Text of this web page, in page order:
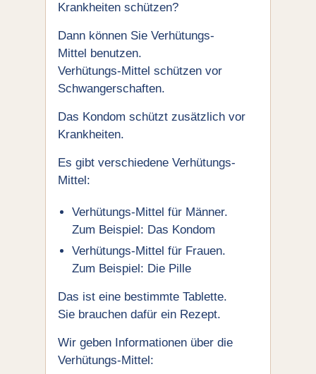
Krankheiten schützen?
Dann können Sie Verhütungs-
Mittel benutzen.
Verhütungs-Mittel schützen vor
Schwangerschaften.
Das Kondom schützt zusätzlich vor
Krankheiten.
Es gibt verschiedene Verhütungs-
Mittel:
Verhütungs-Mittel für Männer.
Zum Beispiel: Das Kondom
Verhütungs-Mittel für Frauen.
Zum Beispiel: Die Pille
Das ist eine bestimmte Tablette.
Sie brauchen dafür ein Rezept.
Wir geben Informationen über die
Verhütungs-Mittel: